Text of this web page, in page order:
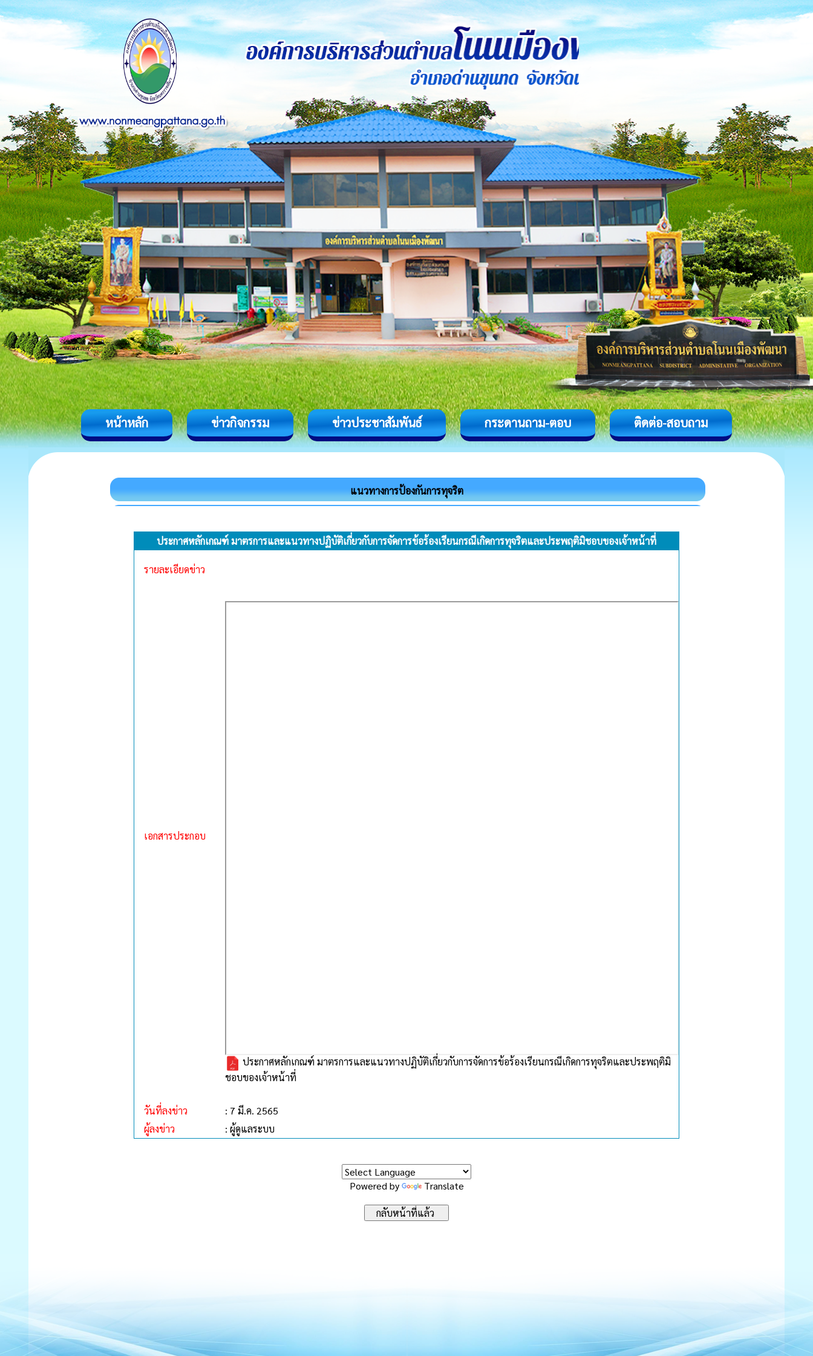
หน้าหลัก ข่าวกิจกรรม ข่าวประชาสัมพันธ์ กระดานถาม-ตอบ ติดต่อ-สอบถาม
แนวทางการป้องกันการทุจริต
ประกาศหลักเกณฑ์ มาตรการและแนวทางปฏิบัติเกี่ยวกับการจัดการข้อร้องเรียนกรณีเกิดการทุจริตและประพฤติมิชอบของเจ้าหน้าที่
รายละเอียดข่าว
เอกสารประกอบ
ประกาศหลักเกณฑ์ มาตรการและแนวทางปฏิบัติเกี่ยวกับการจัดการข้อร้องเรียนกรณีเกิดการทุจริตและประพฤติมิ
ชอบของเจ้าหน้าที่
วันที่ลงข่าว
: 7 มี.ค. 2565
ผู้ลงข่าว
: ผู้ดูแลระบบ
Powered by Translate